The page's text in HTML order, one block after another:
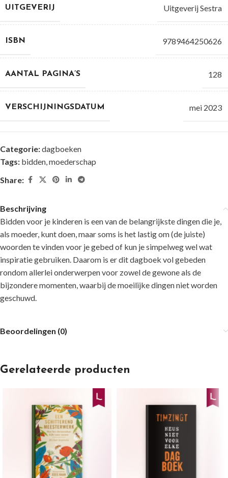
UITGEVERIJ Uitgeverij Sestra
ISBN 9789464250626
AANTAL PAGINA’S 128
VERSCHIJNINGSDATUM mei 2023
Categorie:dagboeken
Tags: bidden,moederschap
Share:
Beschrijving
Bidden voor je kinderen is een van de belangrijkste dingen die je,
als moeder, kunt doen, maar soms is het lastig om (de juiste)
woorden te vinden voor je gebed of kun je simpelweg wel wat
inspiratie gebruiken. Daarom is er dit dagboek vol gebeden
rondom allerlei onderwerpen voor zowel de gewone als de
bijzondere momenten, waarbij de moeilijke dingen niet worden
geschuwd.
Beoordelingen (0)
Gerelateerde producten